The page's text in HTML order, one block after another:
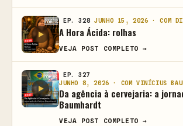
EP. 328 JUNHO 15, 2026 · COM
A Hora Ácida: rolhas
VEJA POST COMPLETO →
EP. 327
JUNHO 8, 2026 · COM VINÍCIUS
Da agência à cervejaria: a
Baumhardt
VEJA POST COMPLETO →